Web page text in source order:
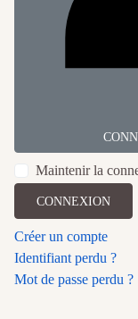
Maintenir la
CONNEXION
Créer un compte
Identifiant perdu ?
Mot de passe perdu ?